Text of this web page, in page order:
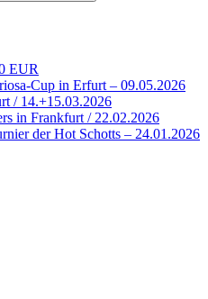
EUR
Cup in Erfurt – 09.05.2026
/ 14.+15.03.2026
in Frankfurt / 22.02.2026
der Hot Schotts – 24.01.2026